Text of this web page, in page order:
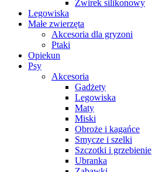
Żwirek silikonowy
Legowiska
Małe zwierzęta
Akcesoria dla gryzoni
Ptaki
Opiekun
Psy
Akcesoria
Gadżety
Legowiska
Maty
Miski
Obroże i kagańce
Smycze i szelki
Szczotki i grzebienie
Ubranka